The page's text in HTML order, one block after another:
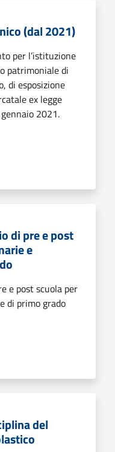
(dal 2021)
per l’istituzione
patrimoniale di
di esposizione
ex legge
2021.
di pre e post
e
e post scuola per
di primo grado
del